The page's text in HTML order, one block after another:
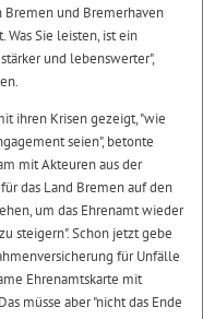
Bremen und Bremerhaven
Sie leisten, ist ein
und lebenswerter",
ihren Krisen gezeigt, "wie
seien", betonte
mit Akteuren aus der
das Land Bremen auf den
um das Ehrenamt wieder
steigern". Schon jetzt gebe
für Unfälle
Ehrenamtskarte mit
müsse aber "nicht das Ende